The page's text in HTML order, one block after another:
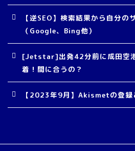
【逆SEO】検索結果から自分の
（Google、Bing他）
[Jetstar]出発42分前に成田空
着！間に合うの？
【2023年9月】Akismetの登録